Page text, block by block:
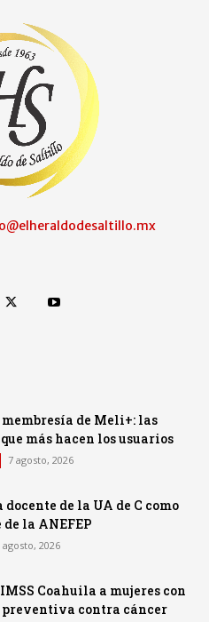
de Meli+: las
más hacen los usuarios
7 agosto, 2026
docente de la UA de C como
la ANEFEP
agosto, 2026
Coahuila a mujeres con
preventiva contra cáncer